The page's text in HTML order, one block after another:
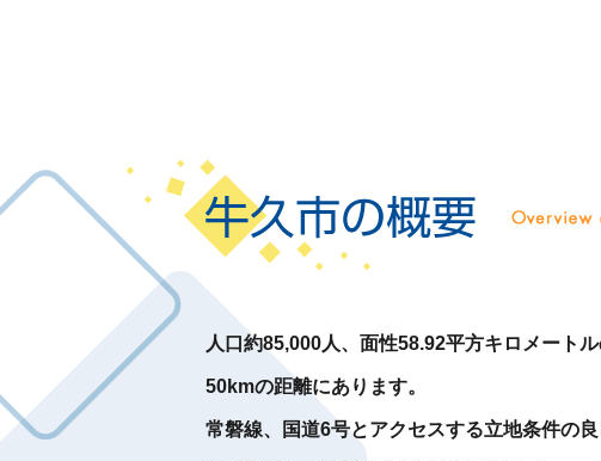
人口約85,000人、面性58.92平方キロメート
50kmの距離にあります。
常磐線、国道6号とアクセスする立地条件の